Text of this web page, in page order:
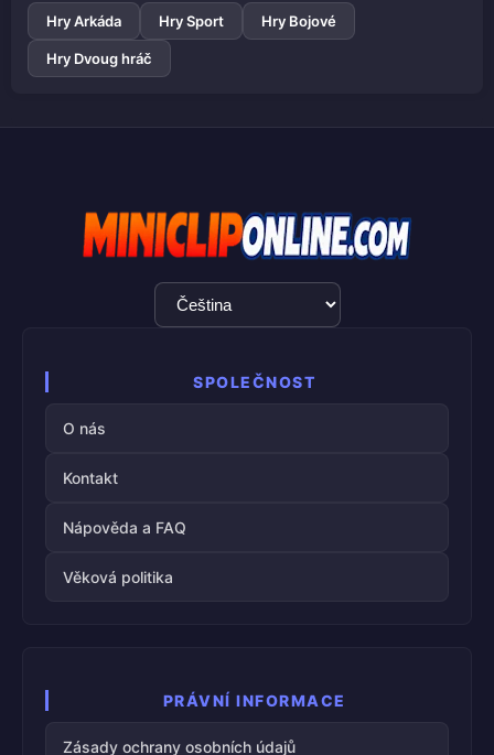
Hry Arkáda Hry Sport Hry Bojové
Hry Dvoug hráč
Výběr
jazyka
SPOLEČNOST
O nás
Kontakt
Nápověda a FAQ
Věková politika
PRÁVNÍ INFORMACE
Zásady ochrany osobních údajů